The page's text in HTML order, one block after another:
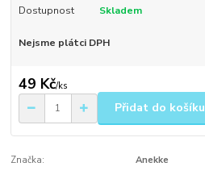
Dostupnost Skladem
Nejsme plátci DPH
49 Kč/ks
Přidat do košíku
Značka: Anekke